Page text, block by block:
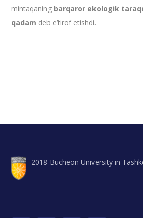
mintaqaning barqaror ekologik
qadam deb e’tirof etishdi.
2018 Bucheon University in